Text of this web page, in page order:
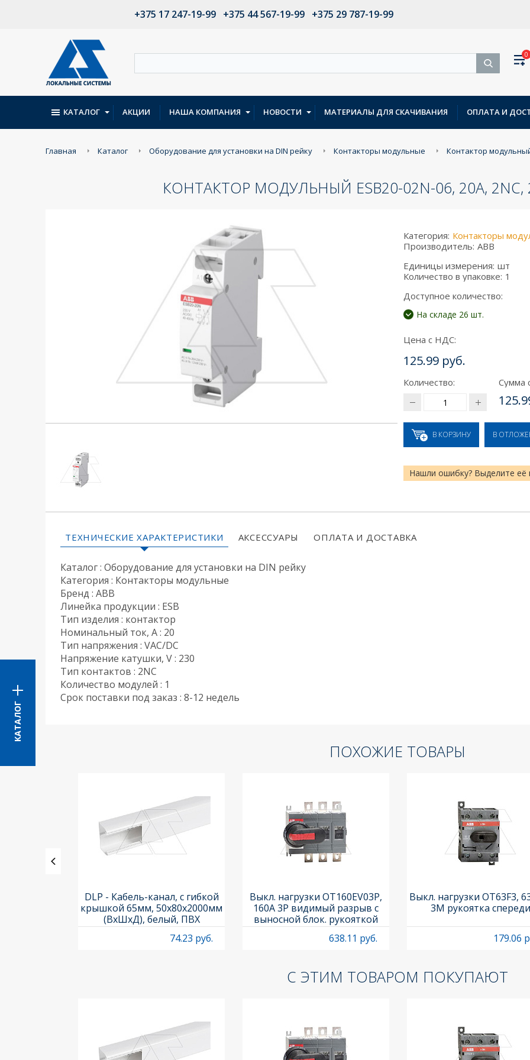
+375 17 247-19-99 +375 44 567-19-99 +375 29 787-19-99
0
КАТАЛОГ
КАТАЛОГ АКЦИИ НАША КОМПАНИЯ НОВОСТИ МАТЕРИАЛЫ ДЛЯ СКАЧИВАНИЯ ОПЛАТА И
Главная Каталог Оборудование для установки на DIN рейку Контакторы модульные Контактор модульный
КОНТАКТОР МОДУЛЬНЫЙ ESB20-02N-06, 20A, 2NC,
Категория: Контакторы
Производитель: ABB
Единицы измерения: шт
Количество в упаковке: 1
Доступное количество:
На складе 26 шт.
Цена с НДС:
125.99 руб.
Количество: Сумма
В КОРЗИНУ В
Нашли ошибку? Выделите её
ТЕХНИЧЕСКИЕ ХАРАКТЕРИСТИКИ АКСЕССУАРЫ ОПЛАТА И ДОСТАВКА
Каталог : Оборудование для установки на DIN рейку
Категория : Контакторы модульные
Бренд : ABB
Линейка продукции : ESB
Тип изделия : контактор
Номинальный ток, A : 20
Тип напряжения : VAC/DC
Напряжение катушки, V : 230
Тип контактов : 2NC
Количество модулей : 1
Срок поставки под заказ : 8-12 недель
ПОХОЖИЕ ТОВАРЫ
DLP - Кабель-канал, с гибкой
крышкой 65мм, 50x80х2000мм
(ВхШхД), белый, ПВХ
74.23 руб.
Выкл. нагрузки OT160EV03P,
160A 3P видимый разрыв с
выносной блок. рукояткой
OHB65J6 и осью OXP6X210
638.11 руб.
Выкл. нагрузки OT63F3,
3M рукоятка спереди
179.06
С ЭТИМ ТОВАРОМ ПОКУПАЮТ